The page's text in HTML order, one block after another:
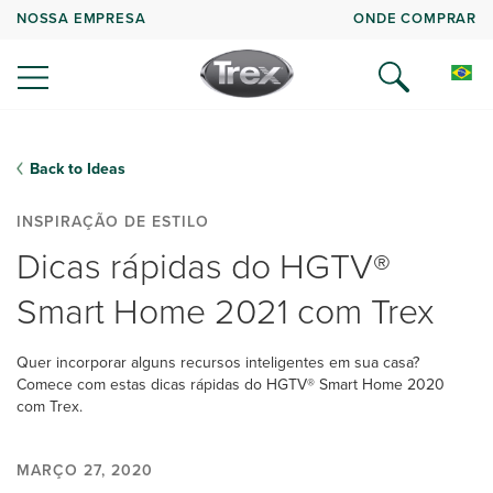
NOSSA EMPRESA ONDE COMPRAR
Back to Ideas
INSPIRAÇÃO DE ESTILO
Dicas rápidas do HGTV®
Smart Home 2021 com Trex
Quer incorporar alguns recursos inteligentes em sua casa?
Comece com estas dicas rápidas do HGTV® Smart Home 2020
com Trex.
MARÇO 27, 2020